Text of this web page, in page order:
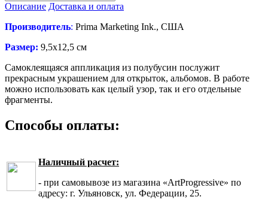
Описание Доставка и оплата
Производитель: Prima Marketing Ink., США
Размер: 9,5x12,5 см
Самоклеящаяся аппликация из полубусин послужит
прекрасным украшением для открыток, альбомов. В работе
можно использовать как целый узор, так и его отдельные
фрагменты.
Способы оплаты:
Наличный расчет:
- при самовывозе из магазина «ArtProgressive» по
адресу: г. Ульяновск, ул. Федерации, 25.